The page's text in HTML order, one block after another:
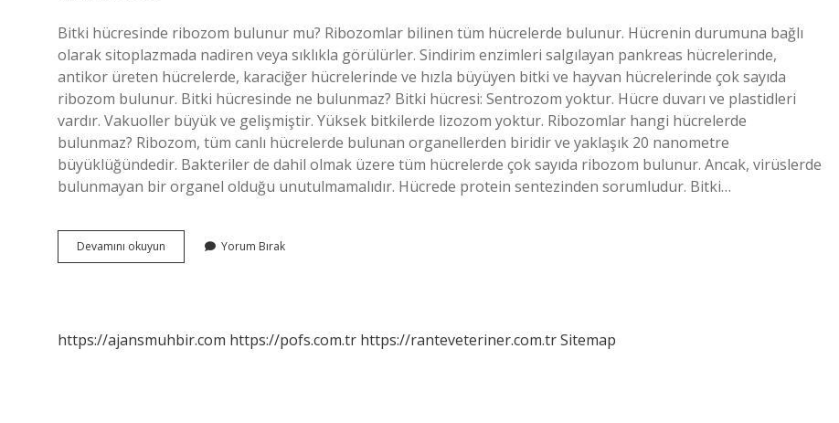
Bitki hücresinde ribozom bulunur mu? Ribozomlar bilinen tüm hücrelerde bulunur. Hücrenin durumuna bağlı
olarak sitoplazmada nadiren veya sıklıkla görülürler. Sindirim enzimleri salgılayan pankreas hücrelerinde,
antikor üreten hücrelerde, karaciğer hücrelerinde ve hızla büyüyen bitki ve hayvan hücrelerinde çok sayıda
ribozom bulunur. Bitki hücresinde ne bulunmaz? Bitki hücresi: Sentrozom yoktur. Hücre duvarı ve plastidleri
vardır. Vakuoller büyük ve gelişmiştir. Yüksek bitkilerde lizozom yoktur. Ribozomlar hangi hücrelerde
bulunmaz? Ribozom, tüm canlı hücrelerde bulunan organellerden biridir ve yaklaşık 20 nanometre
büyüklüğündedir. Bakteriler de dahil olmak üzere tüm hücrelerde çok sayıda ribozom bulunur. Ancak, virüslerde
bulunmayan bir organel olduğu unutulmamalıdır. Hücrede protein sentezinden sorumludur. Bitki…
Devamını okuyun
Hücresinde
Yorum Bırak
https://ajansmuhbir.com https://pofs.com.tr https://ranteveteriner.com.trSitemap